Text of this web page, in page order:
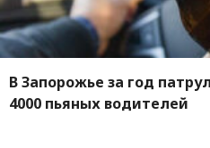
В Запорожье за год
4000 пьяных водителей